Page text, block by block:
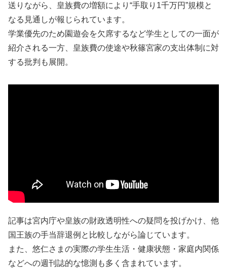
送りながら、皇族費の増額により“手取り1千万円”規模と
なる見通しが報じられています。
学業優先のため園遊会を欠席するなど学生としての一面が
紹介される一方、皇族費の使途や秋篠宮家の支出体制に対
する批判も展開。
記事は宮内庁や皇族の財政透明性への疑問を投げかけ、他
国王族の手当辞退例と比較しながら論じています。
また、悠仁さまの実際の学生生活・健康状態・家庭内関係
などへの週刊誌的な憶測も多く含まれています。